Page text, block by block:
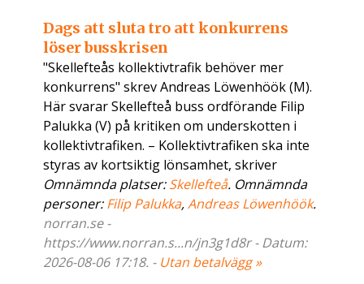
Dags att sluta tro att konkurrens
löser busskrisen
"Skellefteås kollektivtrafik behöver mer
konkurrens" skrev Andreas Löwenhöök (M).
Här svarar Skellefteå buss ordförande Filip
Palukka (V) på kritiken om underskotten i
kollektivtrafiken. – Kollektivtrafiken ska inte
styras av kortsiktig lönsamhet, skriver
Omnämnda platser:Skellefteå. Omnämnda
personer:Filip Palukka,Andreas Löwenhöök.
norran.se -
https://www.norran.s...n/jn3g1d8r - Datum:
2026-08-06 17:18. - Utan betalvägg »